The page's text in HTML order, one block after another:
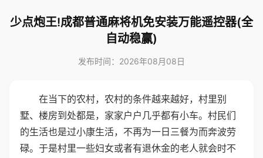
少点炮王!成都普通麻将机免安装万能遥控器(全
自动稳赢)
发布时间：2026年08月08日
在当下的农村，农村的条件越来越好，村里别
墅、楼房到处都是，家家户户几乎都有小车。村民们
的生活也是过小康生活，不再为一日三餐为而奔波劳
碌。于是村里一些妇女或者有退休金的老人就会时不